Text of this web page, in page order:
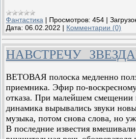
Фантастика | Просмотров: 454 |
Дата: 06.02.2022 | Комментарии (0)
НАВСТРЕЧУ
ВЕТОВАЯ полоска медленно
приемника. Эфир по-
отказа. При малейшем смещении
динамика вырывались звуки
музыка, потом снова слова, но
В последние известия